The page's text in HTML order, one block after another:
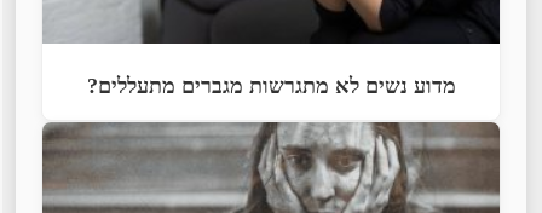
מדוע נשים לא מתגרשות מגברים מתעללים?